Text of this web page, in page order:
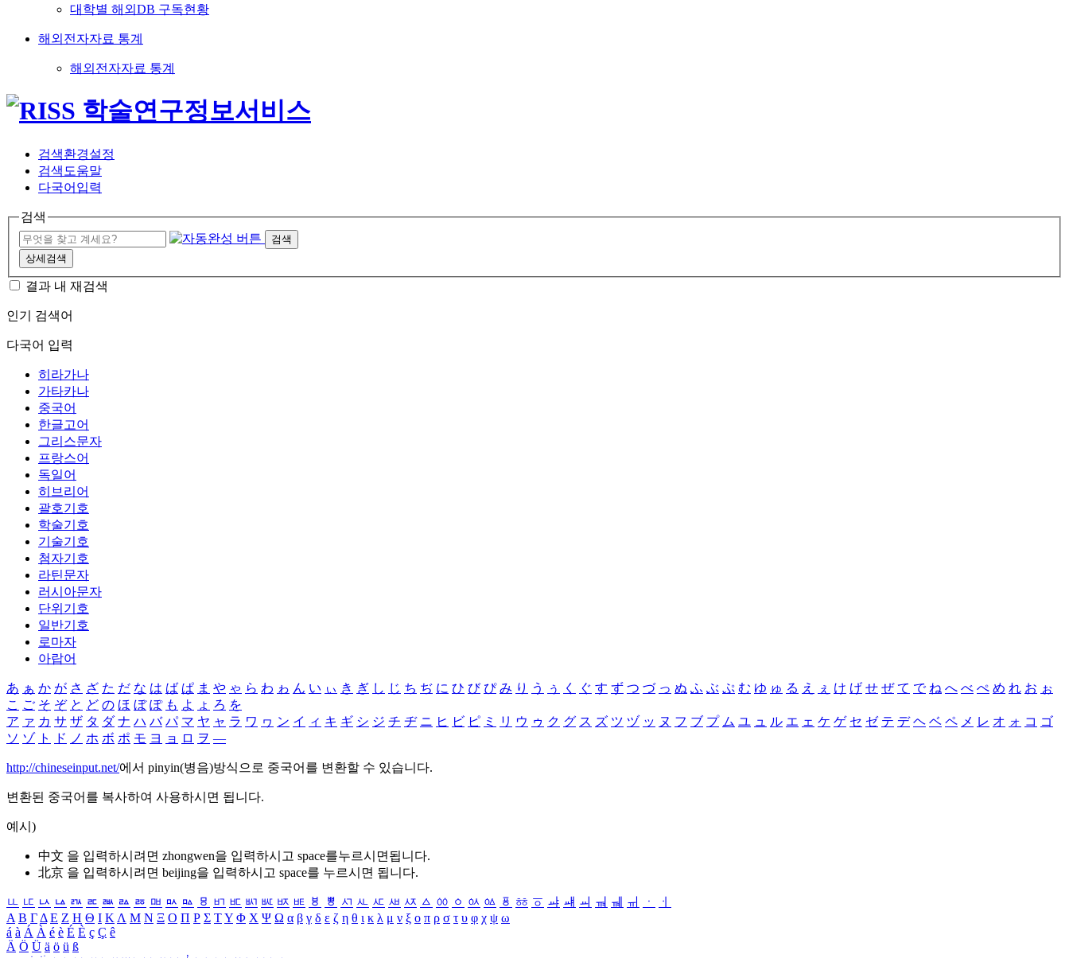
대학별 해외DB 구독현황
해외전자자료 통계
해외전자자료 통계
검색환경설정
검색도움말
다국어입력
검색
검색
상세검색
결과 내 재검색
인기 검색어
다국어 입력
히라가나
가타카나
중국어
한글고어
그리스문자
프랑스어
독일어
히브리어
괄호기호
학술기호
기술기호
첨자기호
라틴문자
러시아문자
단위기호
일반기호
로마자
아랍어
あ ぁ か が さ ざ た だ な は ば ぱ ま や ゃ ら わ ゎ ん い ぃ き ぎ し じ ち ぢ に ひ び ぴ み り う ぅ く ぐ す ず つ づ っ ぬ ふ ぶ ぷ む ゆ ゅ る え ぇ け げ せ ぜ て で ね へ べ ぺ め れ お ぉ
こ ご そ ぞ と ど の ほ ぼ ぽ も よ ょ ろ を
ア ァ カ サ ザ タ ダ ナ ハ バ パ マ ヤ ャ ラ ワ ヮ ン イ ィ キ ギ シ ジ チ ヂ ニ ヒ ビ ピ ミ リ ウ ゥ ク グ ス ズ ツ ヅ ッ ヌ フ ブ プ ム ユ ュ ル エ ェ ケ ゲ セ ゼ テ デ ヘ ベ ペ メ レ オ ォ コ ゴ
ソ ゾ ト ド ノ ホ ボ ポ モ ヨ ョ ロ ヲ ―
http://chineseinput.net/에서 pinyin(병음)방식으로 중국어를 변환할 수 있습니다.
변환된 중국어를 복사하여 사용하시면 됩니다.
예시)
中文 을 입력하시려면 zhongwen을 입력하시고 space를누르시면됩니다.
北京 을 입력하시려면 beijing을 입력하시고 space를 누르시면 됩니다.
ㅥ ㅦ ㅧ ㅨ ㅩ ㅪ ㅫ ㅬ ㅭ ㅮ ㅯ ㅰ ㅱ ㅲ ㅳ ㅴ ㅵ ㅶ ㅷ ㅸ ㅹ ㅺ ㅻ ㅼ ㅽ ㅾ ㅿ ㆀ ㆁ ㆂ ㆃ ㆄ ㆅ ㆆ ㆇ ㆈ ㆉ ㆊ ㆋ ㆌ ㆍ
ㆎ
Α Β ΓΔ Ε Ζ Η Θ Ι ΚΛ Μ Ν Ξ Ο Π Ρ Σ ΤΥ Φ Χ Ψ Ω α β γ δ ε ζ η θ ι κ λ μ ν ξ ο π ρ σ τ υ φ χ ψ ω
á à Á À é è É È ç Ç ê
Ä Ö Ü ä ö ü ß